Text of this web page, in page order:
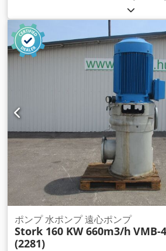
ポンプ 水ポンプ 遠心ポンプ
Stork 160 KW 660m3/h VMB-
(2281)